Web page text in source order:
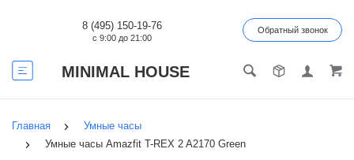
MINIMAL HOUSE
8 (495) 150-19-76
с 9:00 до 21:00
Обратный звонок
Главная
Умные часы
Умные часы Amazfit T-REX 2 A2170 Green